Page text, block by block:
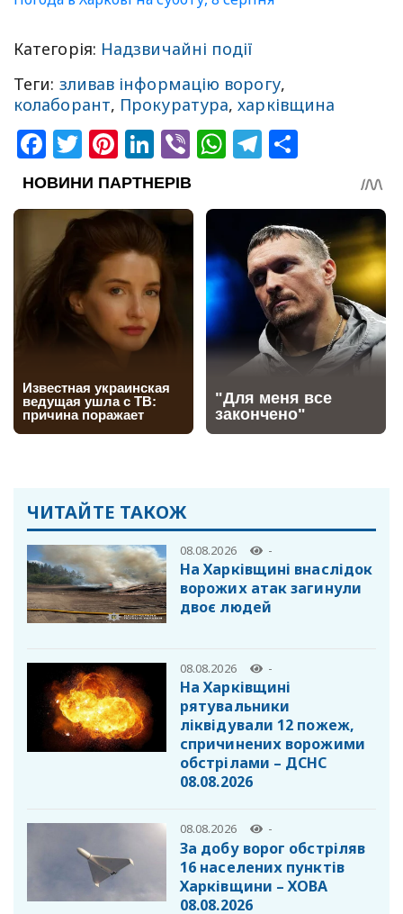
Категорія: Надзвичайні події
Теги: зливав інформацію ворогу,
колаборант, Прокуратура,харківщина
Facebook
Twitter
Pinterest
LinkedIn
ViberWhatsApp
Telegram
ЧИТАЙТЕ ТАКОЖ
08.08.2026 -
На Харківщині внаслідок
ворожих атак загинули
двоє людей
08.08.2026 -
На Харківщині
рятувальники
ліквідували 12 пожеж,
спричинених ворожими
обстрілами – ДСНС
08.08.2026
08.08.2026 -
За добу ворог обстріляв
16 населених пунктів
Харківщини – ХОВА
08.08.2026